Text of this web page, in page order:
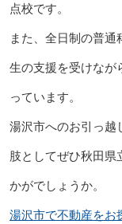
点校です。
また、全日制の普
生の支援を受けなが
っています。
湯沢市へのお引っ越
肢としてぜひ秋田県
かがでしょうか。
湯沢市で不動産をお